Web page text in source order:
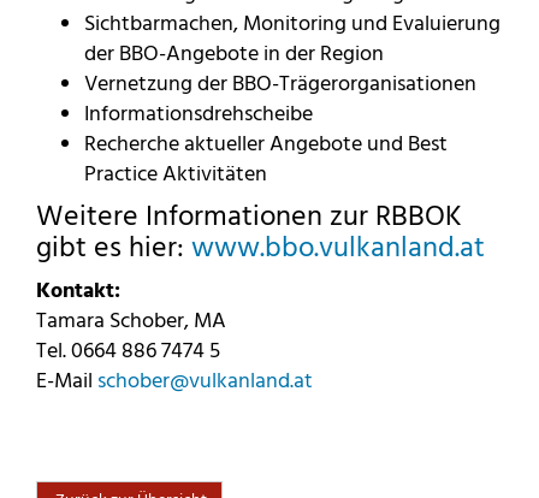
Sichtbarmachen, Monitoring und Evaluierung
der BBO-Angebote in der Region
Vernetzung der BBO-Trägerorganisationen
Informationsdrehscheibe
Recherche aktueller Angebote und Best
Practice Aktivitäten
Weitere Informationen zur RBBOK
gibt es hier:www.bbo.vulkanland.at
Kontakt:
Tamara Schober, MA
Tel. 0664 886 7474 5
E-Mail schober@vulkanland.at